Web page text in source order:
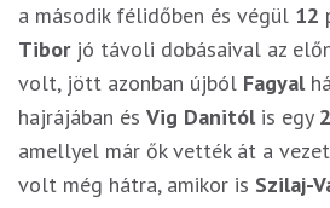
a második félidőben és végül 12
Tiborjó távoli dobásaival az
volt, jött azonban újból Fagyal
hajrájában és Vig Danitólis egy
amellyel már ők vették át a
volt még hátra, amikor is Szilaj-